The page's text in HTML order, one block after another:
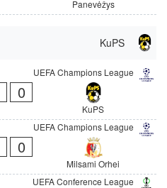
Panevėžys
KuPS
UEFA Champions League
0
KuPS
UEFA Champions League
0
Milsami Orhei
UEFA Conference League